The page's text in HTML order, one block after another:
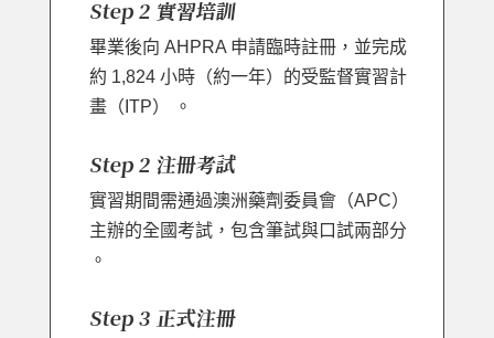
Step 2 實習培訓
畢業後向 AHPRA 申請臨時註冊，並完成
約 1,824 小時（約一年）的受監督實習計
畫（ITP） 。
Step 2 注冊考試
實習期間需通過澳洲藥劑委員會（APC）
主辦的全國考試，包含筆試與口試兩部分
。
Step 3 正式注冊